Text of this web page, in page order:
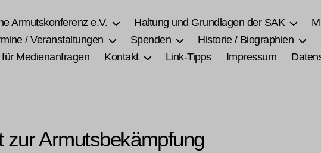
Armutskonferenz e.V. Haltung und Grundlagen der SAK
/ Veranstaltungen Spenden Historie / Biographien
Medienanfragen Kontakt Link-Tipps Impressum
zur Armutsbekämpfung